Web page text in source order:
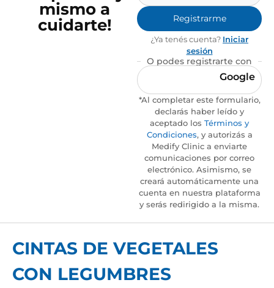
mismo a
cuidarte!
Registrarme
¿Ya tenés cuenta? Iniciar
sesión
O podes registrarte con
Google
*Al completar este formulario,
declarás haber leído y
aceptado los Términos y
Condiciones, y autorizás a
Medify Clinic a enviarte
comunicaciones por correo
electrónico. Asimismo, se
creará automáticamente una
cuenta en nuestra plataforma
y serás redirigido a la misma.
CINTAS DE VEGETALES
CON LEGUMBRES